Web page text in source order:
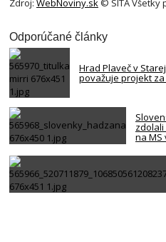
Odporúčané články
Hrad Plaveč v
považuje projekt
zdolali
na MS